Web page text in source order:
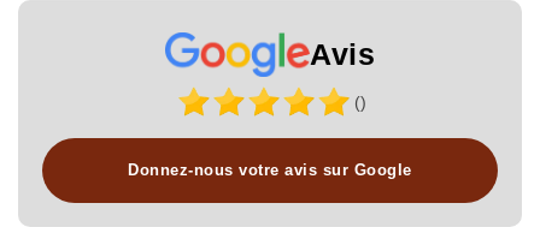
Avis
()
Donnez-nous votre avis sur Google